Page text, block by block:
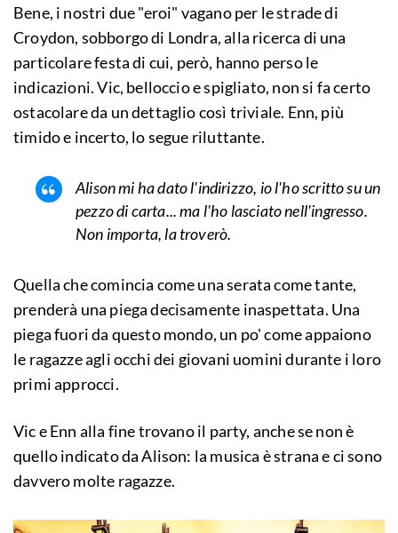
Bene, i nostri due "eroi" vagano per le strade di
Croydon, sobborgo di Londra, alla ricerca di una
particolare festa di cui, però, hanno perso le
indicazioni. Vic, belloccio e spigliato, non si fa certo
ostacolare da un dettaglio così triviale. Enn, più
timido e incerto, lo segue riluttante.
Alison mi ha dato l'indirizzo, io l'ho scritto su un
pezzo di carta... ma l'ho lasciato nell'ingresso.
Non importa, la troverò.
Quella che comincia come una serata come tante,
prenderà una piega decisamente inaspettata. Una
piega fuori da questo mondo, un po' come appaiono
le ragazze agli occhi dei giovani uomini durante i loro
primi approcci.
Vic e Enn alla fine trovano il party, anche se non è
quello indicato da Alison: la musica è strana e ci sono
davvero molte ragazze.